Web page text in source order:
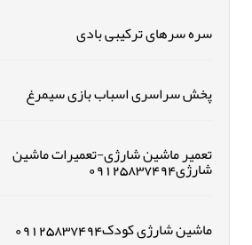
سره سرهای ترکیبی بادی
پخش سراسری اسباب بازی سیمرغ
تعمیر ماشین شارژی-تعمیرات ماشین
شارژی09125837494
ماشین شارژی کودک09125837494